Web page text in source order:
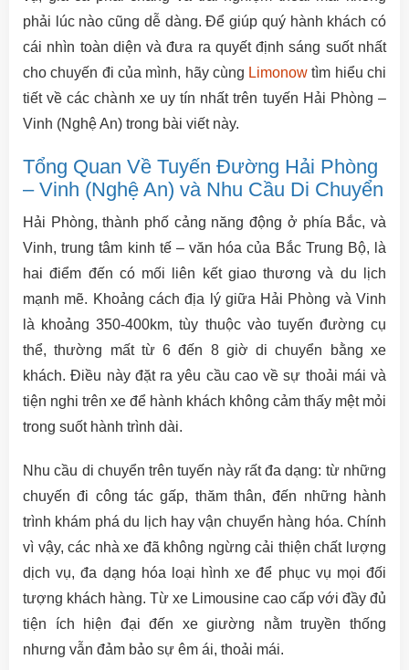
phải lúc nào cũng dễ dàng. Để giúp quý hành khách có
cái nhìn toàn diện và đưa ra quyết định sáng suốt nhất
cho chuyến đi của mình, hãy cùng Limonow tìm hiểu chi
tiết về các chành xe uy tín nhất trên tuyến Hải Phòng –
Vinh (Nghệ An) trong bài viết này.
Tổng Quan Về Tuyến Đường Hải Phòng
– Vinh (Nghệ An) và Nhu Cầu Di Chuyển
Hải Phòng, thành phố cảng năng động ở phía Bắc, và
Vinh, trung tâm kinh tế – văn hóa của Bắc Trung Bộ, là
hai điểm đến có mối liên kết giao thương và du lịch
mạnh mẽ. Khoảng cách địa lý giữa Hải Phòng và Vinh
là khoảng 350-400km, tùy thuộc vào tuyến đường cụ
thể, thường mất từ 6 đến 8 giờ di chuyển bằng xe
khách. Điều này đặt ra yêu cầu cao về sự thoải mái và
tiện nghi trên xe để hành khách không cảm thấy mệt mỏi
trong suốt hành trình dài.
Nhu cầu di chuyển trên tuyến này rất đa dạng: từ những
chuyến đi công tác gấp, thăm thân, đến những hành
trình khám phá du lịch hay vận chuyển hàng hóa. Chính
vì vậy, các nhà xe đã không ngừng cải thiện chất lượng
dịch vụ, đa dạng hóa loại hình xe để phục vụ mọi đối
tượng khách hàng. Từ xe Limousine cao cấp với đầy đủ
tiện ích hiện đại đến xe giường nằm truyền thống
nhưng vẫn đảm bảo sự êm ái, thoải mái.